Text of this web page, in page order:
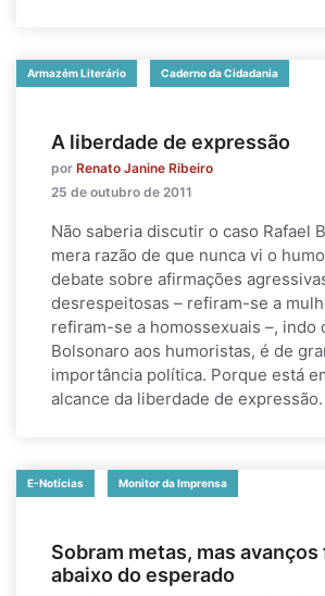
Armazém Literário Caderno da Cidadania
A liberdade de expressão
por Renato Janine Ribeiro
25 de outubro de 2011
Não saberia discutir o caso Rafael
mera razão de que nunca vi o
debate sobre afirmações
desrespeitosas – refiram-se a
refiram-se a homossexuais –, indo
Bolsonaro aos humoristas, é de
importância política. Porque está
alcance da liberdade de
E-Notícias Monitor da Imprensa
Sobram metas, mas avanços
abaixo do esperado